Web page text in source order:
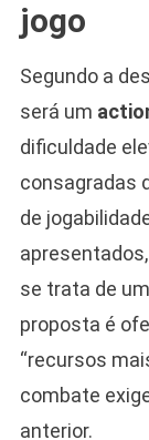
jogo
Segundo a
será um
dificuldade
consagradas
de
se trata de
proposta é
“recursos
combate
anterior.